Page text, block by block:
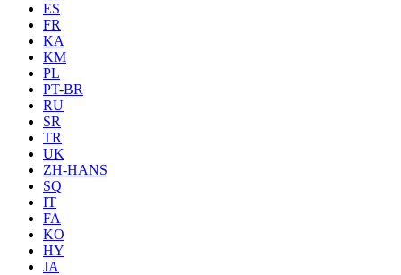
ES
FR
KA
KM
PL
PT-BR
RU
SR
TR
UK
ZH-HANS
SQ
IT
FA
KO
HY
JA